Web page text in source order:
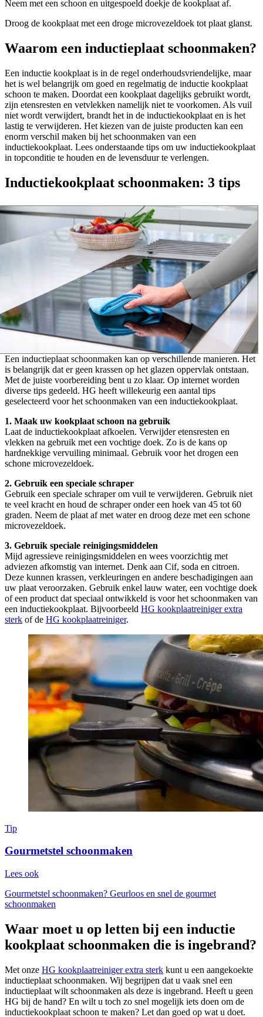
Neem met een schoon en uitgespoeld doekje de kookplaat af.
Droog de kookplaat met een droge microvezeldoek tot plaat glanst.
Waarom een inductieplaat schoonmaken?
Een inductie kookplaat is in de regel onderhoudsvriendelijke, maar
het is wel belangrijk om goed en regelmatig de inductie kookplaat
schoon te maken. Doordat een kookplaat dagelijks gebruikt wordt,
zijn etensresten en vetvlekken namelijk niet te voorkomen. Als vuil
niet wordt verwijdert, brandt het in de inductiekookplaat en is het
lastig te verwijderen. Het kiezen van de juiste producten kan een
enorm verschil maken bij het schoonmaken van een
inductiekookplaat. Lees onderstaande tips om uw inductiekookplaat
in topconditie te houden en de levensduur te verlengen.
Inductiekookplaat schoonmaken: 3 tips
Een inductieplaat schoonmaken kan op verschillende manieren. Het
is belangrijk dat er geen krassen op het glazen oppervlak ontstaan.
Met de juiste voorbereiding bent u zo klaar. Op internet worden
diverse tips gedeeld. HG heeft willekeurig een aantal tips
geselecteerd voor het schoonmaken van een inductiekookplaat.
1. Maak uw kookplaat schoon na gebruik
Laat de inductiekookplaat afkoelen. Verwijder etensresten en
vlekken na gebruik met een vochtige doek. Zo is de kans op
hardnekkige vervuiling minimaal. Gebruik voor het drogen een
schone microvezeldoek.
2. Gebruik een speciale schraper
Gebruik een speciale schraper om vuil te verwijderen. Gebruik niet
te veel kracht en houd de schraper onder een hoek van 45 tot 60
graden. Neem de plaat af met water en droog deze met een schone
microvezeldoek.
3. Gebruik speciale reinigingsmiddelen
Mijd agressieve reinigingsmiddelen en wees voorzichtig met
adviezen afkomstig van internet. Denk aan Cif, soda en citroen.
Deze kunnen krassen, verkleuringen en andere beschadigingen aan
uw plaat veroorzaken. Gebruik enkel lauw water, een vochtige doek
of een product dat speciaal ontwikkeld is voor het schoonmaken van
een inductiekookplaat. Bijvoorbeeld HG kookplaatreiniger extra
sterk of de HG kookplaatreiniger.
Tip
Gourmetstel schoonmaken
Lees ook
Gourmetstel schoonmaken? Geurloos en snel de gourmet
schoonmaken
Waar moet u op letten bij een inductie
kookplaat schoonmaken die is ingebrand?
Met onze HG kookplaatreiniger extra sterk kunt u een aangekoekte
inductieplaat schoonmaken. Wij begrijpen dat u vaak snel een
inductieplaat wilt schoonmaken als deze is ingebrand. Heeft u geen
HG bij de hand? En wilt u toch zo snel mogelijk iets doen om de
inductiekookplaat schoon te maken? Let dan goed op wat u doet.